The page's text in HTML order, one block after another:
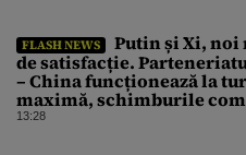
FLASH NEWS
Putin și Xi, noi
de satisfacție.
– China funcționează la
maximă, schimburile
ating niveluri record
13:28